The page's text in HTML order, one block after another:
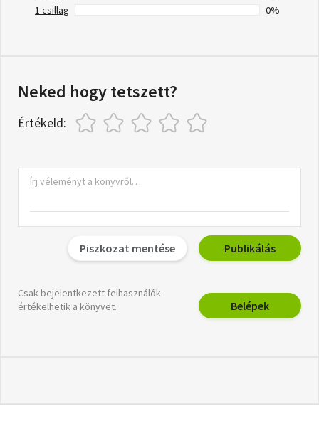
1 csillag
0%
Neked hogy tetszett?
Értékeld:
Piszkozat mentése Publikálás
Csak bejelentkezett felhasználók
értékelhetik a könyvet.
Belépek